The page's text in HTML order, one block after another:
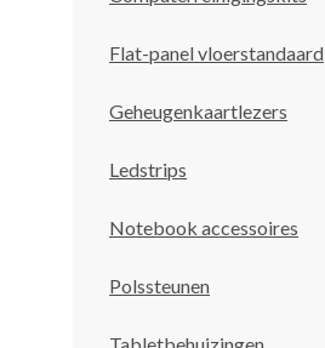
Flat-panel vloerstandaard
Geheugenkaartlezers
Ledstrips
Notebook accessoires
Polssteunen